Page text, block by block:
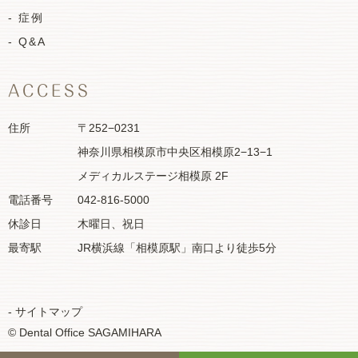
- 症例
- Q&A
ACCESS
住所
〒252−0231
神奈川県相模原市中央区相模原2−13−1
メディカルステージ相模原 2F
電話番号
042-816-5000
休診日
木曜日、祝日
最寄駅
JR横浜線「相模原駅」南口より徒歩5分
- サイトマップ
© Dental Office SAGAMIHARA